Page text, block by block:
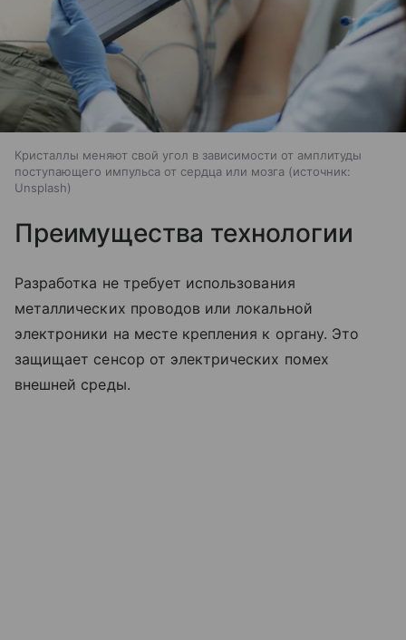
Кристаллы меняют свой угол в зависимости от амплитуды
поступающего импульса от сердца или мозга
источник:
Unsplash
Преимущества технологии
Разработка не требует использования
металлических проводов или локальной
электроники на месте крепления к органу. Это
защищает сенсор от электрических помех
внешней среды.